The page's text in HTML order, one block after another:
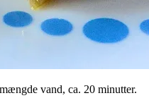
vand, ca. 20 minutter.